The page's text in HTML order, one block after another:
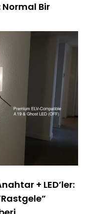
Bir
+ LED’ler: